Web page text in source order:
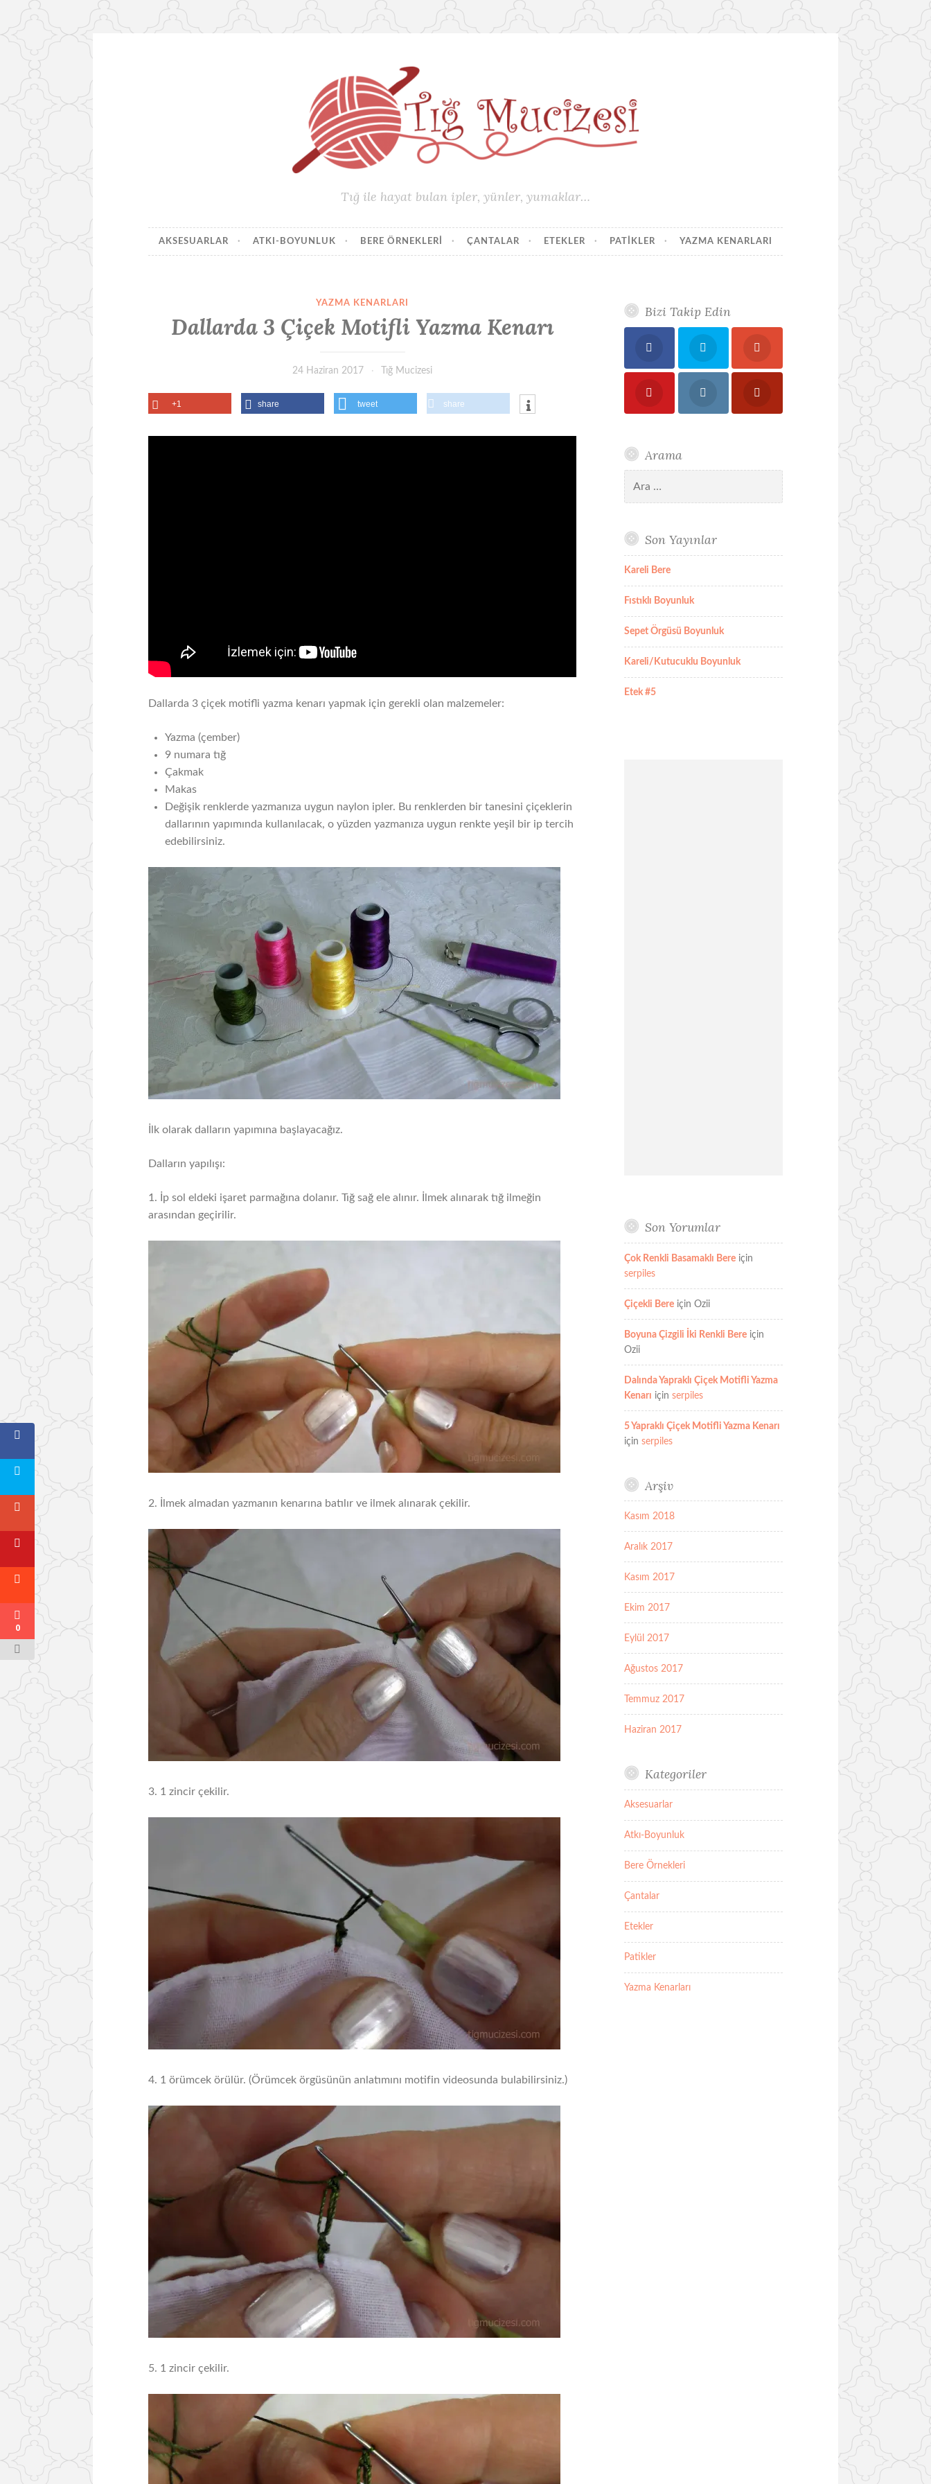
Tığ ile hayat bulan ipler, yünler, yumaklar…
AKSESUARLAR ATKI-BOYUNLUK BERE ÖRNEKLERI ÇANTALAR ETEKLER PATIKLER YAZMA KENARLARI
YAZMA KENARLARI
Dallarda 3 Çiçek Motifli Yazma Kenarı
24 Haziran 2017 Tığ Mucizesi
+1 share tweet share
Dallarda 3 çiçek motifli yazma kenarı yapmak için gerekli olan malzemeler:
Yazma (çember)
9 numara tığ
Çakmak
Makas
Değişik renklerde yazmanıza uygun naylon ipler. Bu renklerden bir tanesini çiçeklerin
dallarının yapımında kullanılacak, o yüzden yazmanıza uygun renkte yeşil bir ip tercih
edebilirsiniz.
İlk olarak dalların yapımına başlayacağız.
Dalların yapılışı:
1. İp sol eldeki işaret parmağına dolanır. Tığ sağ ele alınır. İlmek alınarak tığ ilmeğin
arasından geçirilir.
2. İlmek almadan yazmanın kenarına batılır ve ilmek alınarak çekilir.
3. 1 zincir çekilir.
4. 1 örümcek örülür. (Örümcek örgüsünün anlatımını motifin videosunda bulabilirsiniz.)
5. 1 zincir çekilir.
Bizi Takip Edin
Arama
Son Yayınlar
Kareli Bere
Fıstıklı Boyunluk
Sepet Örgüsü Boyunluk
Kareli/Kutucuklu Boyunluk
Etek #5
Son Yorumlar
Çok Renkli Basamaklı Bereiçin
serpiles
Çiçekli Bereiçin Ozii
Boyuna Çizgili İki Renkli Bereiçin
Ozii
Dalında Yapraklı Çiçek Motifli Yazma
Kenarı için serpiles
5 Yapraklı Çiçek Motifli Yazma Kenarı
için serpiles
Arşiv
Kasım 2018
Aralık 2017
Kasım 2017
Ekim 2017
Eylül 2017
Ağustos 2017
Temmuz 2017
Haziran 2017
Kategoriler
Aksesuarlar
Atkı-Boyunluk
Bere Örnekleri
Çantalar
Etekler
Patikler
Yazma Kenarları
0